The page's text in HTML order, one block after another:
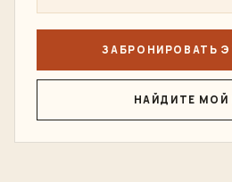
ЗАБРОНИРОВАТЬ
НАЙДИТЕ МОЙ